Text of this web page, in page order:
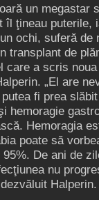
un megastar
îl ţineau puterile,
ochi, suferă de
transplant de
care a scris
„El are
fi prea
hemoragie
Hemoragia
poate să
De ani de
nu